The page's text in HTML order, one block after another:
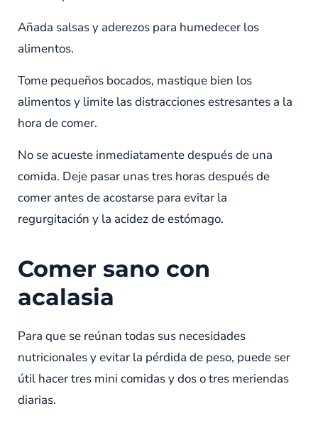
Añada salsas y aderezos para humedecer los
alimentos.
Tome pequeños bocados, mastique bien los
alimentos y limite las distracciones estresantes a la
hora de comer.
No se acueste inmediatamente después de una
comida. Deje pasar unas tres horas después de
comer antes de acostarse para evitar la
regurgitación y la acidez de estómago.
Comer sano con
acalasia
Para que se reúnan todas sus necesidades
nutricionales y evitar la pérdida de peso, puede ser
útil hacer tres mini comidas y dos o tres meriendas
diarias.